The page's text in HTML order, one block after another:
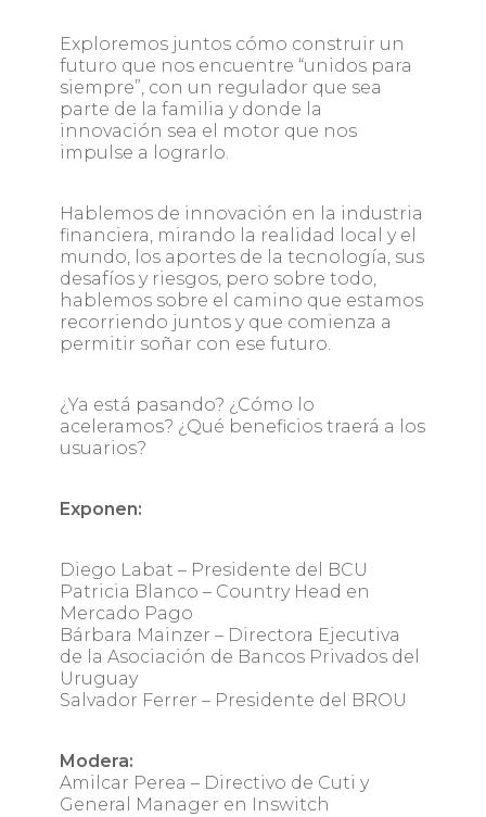
Exploremos juntos cómo construir un
futuro que nos encuentre “unidos para
siempre”, con un regulador que sea
parte de la familia y donde la
innovación sea el motor que nos
impulse a lograrlo.
Hablemos de innovación en la industria
financiera, mirando la realidad local y el
mundo, los aportes de la tecnología, sus
desafíos y riesgos, pero sobre todo,
hablemos sobre el camino que estamos
recorriendo juntos y que comienza a
permitir soñar con ese futuro.
¿Ya está pasando? ¿Cómo lo
aceleramos? ¿Qué beneficios traerá a los
usuarios?
Exponen:
Diego Labat – Presidente del BCU
Patricia Blanco – Country Head en
Mercado Pago
Bárbara Mainzer – Directora Ejecutiva
de la Asociación de Bancos Privados del
Uruguay
Salvador Ferrer – Presidente del BROU
Modera:
Amilcar Perea – Directivo de Cuti y
General Manager en Inswitch